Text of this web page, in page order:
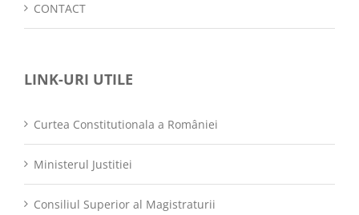
CONTACT
LINK-URI UTILE
Curtea Constitutionala a României
Ministerul Justitiei
Consiliul Superior al Magistraturii